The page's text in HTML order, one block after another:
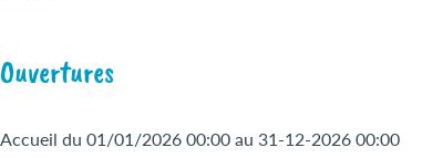
Ouvertures
Accueil du 01/01/2026 00:00 au 31-12-2026 00:00